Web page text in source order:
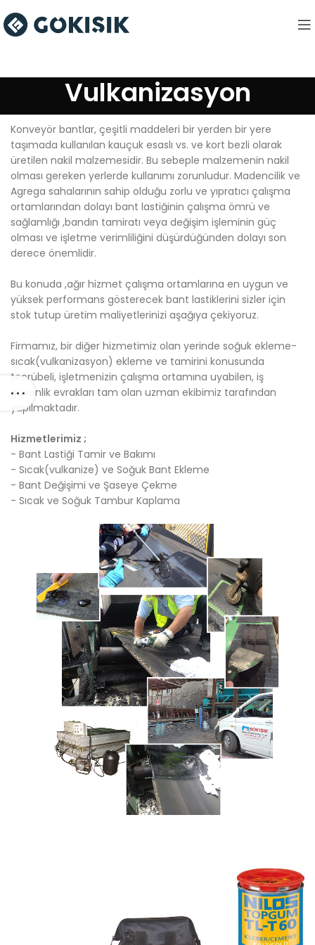
Vulkanizasyon
Konveyör bantlar, çeşitli maddeleri bir yerden bir yere
taşımada kullanılan kauçuk esaslı vs. ve kort bezli olarak
üretilen nakil malzemesidir. Bu sebeple malzemenin nakil
olması gereken yerlerde kullanımı zorunludur. Madencilik ve
Agrega sahalarının sahip olduğu zorlu ve yıpratıcı çalışma
ortamlarından dolayı bant lastiğinin çalışma ömrü ve
sağlamlığı ,bandın tamiratı veya değişim işleminin güç
olması ve işletme verimliliğini düşürdüğünden dolayı son
derece önemlidir.
Bu konuda ,ağır hizmet çalışma ortamlarına en uygun ve
yüksek performans gösterecek bant lastiklerini sizler için
stok tutup üretim maliyetlerinizi aşağıya çekiyoruz.
Firmamız, bir diğer hizmetimiz olan yerinde soğuk ekleme-
sıcak(vulkanizasyon) ekleme ve tamirini konusunda
tecrübeli, işletmenizin çalışma ortamına uyabilen, iş
güvenlik evrakları tam olan uzman ekibimiz tarafından
yapılmaktadır.
Hizmetlerimiz ;
- Bant Lastiği Tamir ve Bakımı
- Sıcak(vulkanize) ve Soğuk Bant Ekleme
- Bant Değişimi ve Şaseye Çekme
- Sıcak ve Soğuk Tambur Kaplama